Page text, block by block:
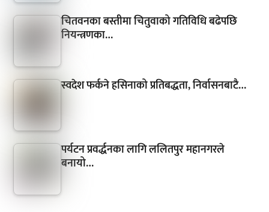
चितवनका बस्तीमा चितुवाको गतिविधि बढेपछि
नियन्त्रणका…
स्वदेश फर्कने हसिनाको प्रतिबद्धता, निर्वासनबाटै…
पर्यटन प्रवर्द्धनका लागि ललितपुर महानगरले
बनायो…